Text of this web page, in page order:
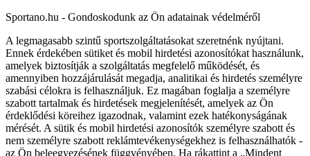
Sportano.hu - Gondoskodunk az Ön adatainak védelméről
A legmagasabb szintű sportszolgáltatásokat szeretnénk nyújtani.
Ennek érdekében sütiket és mobil hirdetési azonosítókat használunk,
amelyek biztosítják a szolgáltatás megfelelő működését, és
amennyiben hozzájárulását megadja, analitikai és hirdetés személyre
szabási célokra is felhasználjuk. Ez magában foglalja a személyre
szabott tartalmak és hirdetések megjelenítését, amelyek az Ön
érdeklődési köreihez igazodnak, valamint ezek hatékonyságának
mérését. A sütik és mobil hirdetési azonosítók személyre szabott és
nem személyre szabott reklámtevékenységekhez is felhasználhatók -
az Ön beleegyezésének függvényében. Ha rákattint a „Mindent